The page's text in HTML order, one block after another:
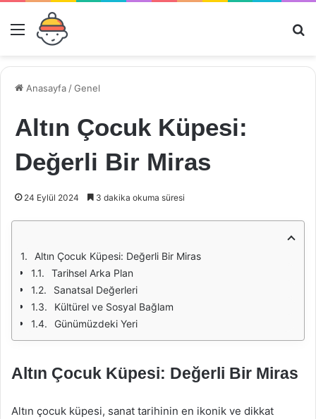
Menü
Anasayfa /Genel
Altın Çocuk Küpesi:
Değerli Bir Miras
24 Eylül 2024 3 dakika okuma süresi
Altın Çocuk Küpesi: Değerli Bir Miras
Tarihsel Arka Plan
Sanatsal Değerleri
Kültürel ve Sosyal Bağlam
Günümüzdeki Yeri
Altın Çocuk Küpesi: Değerli Bir Miras
Altın çocuk küpesi, sanat tarihinin en ikonik ve dikkat